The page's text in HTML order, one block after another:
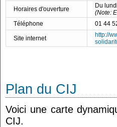
Horaires d'ouverture
Du
(Note:
Téléphone
01 44
Site internet
http://
Plan du CIJ
Voici une carte
CIJ.